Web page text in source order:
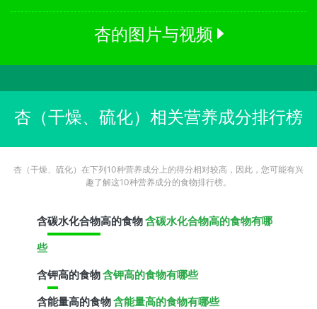
杏的图片与视频
杏（干燥、硫化）相关营养成分排行榜
杏（干燥、硫化）在下列10种营养成分上的得分相对较高，因此，您可能有兴
趣了解这10种营养成分的食物排行榜。
含碳水化合物高的食物含碳水化合物高的食物有哪
些
含钾高的食物含钾高的食物有哪些
含能量高的食物含能量高的食物有哪些